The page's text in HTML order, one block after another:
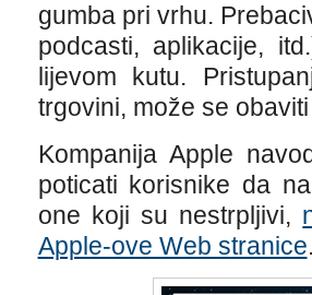
gumba pri vrhu.
podcasti, aplikacije,
lijevom kutu.
trgovini, može se
Kompanija Apple
poticati korisnike da
one koji su nestrpljivi,
Apple-ove Web stranice.